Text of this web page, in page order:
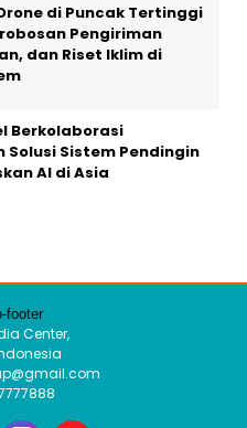
di Puncak Tertinggi
Pengiriman
dan Riset Iklim di
Berkolaborasi
Solusi Sistem Pendingin
AI di Asia
Center,